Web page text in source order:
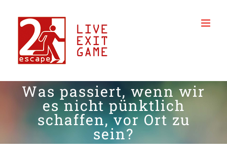
Inhalt
springen
Was passiert, wenn wir
es nicht pünktlich
schaffen, vor Ort zu
sein?